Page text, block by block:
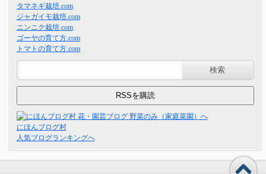
タマネギ栽培.com
ジャガイモ栽培.com
ニンニク栽培.com
ゴーヤの育て方.com
トマトの育て方.com
にほんブログ村
人気ブログランキングへ